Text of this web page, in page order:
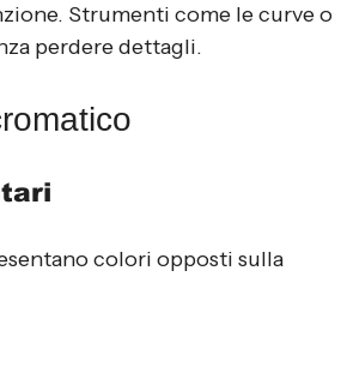
Strumenti come le curve o
perdere dettagli.
colori opposti sulla